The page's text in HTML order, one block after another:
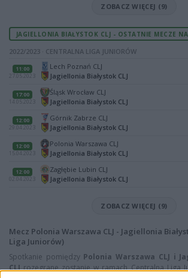
ZOBACZ WIĘCEJ (9)
JAGIELLONIA BIAŁYSTOK CLJ - OSTATNIE MECZE
2022/2023 · CENTRALNA LIGA JUNIORÓW
11:00
27.05.2023
Lech Poznań CLJ
Jagiellonia Białystok CLJ
17:00
14.05.2023
Śląsk Wrocław CLJ
Jagiellonia Białystok CLJ
12:00
29.04.2023
Górnik Zabrze CLJ
Jagiellonia Białystok CLJ
12:00
15.04.2023
Polonia Warszawa CLJ
Jagiellonia Białystok CLJ
12:00
02.04.2023
Zagłębie Lubin CLJ
Jagiellonia Białystok CLJ
ZOBACZ WIĘCEJ (9)
Mecz Polonia Warszawa CLJ - Jagiellonia
Liga Juniorów)
Spotkanie pomiędzy Polonia Warszawa CLJ i
CLJrozegrane zostanie w ramach Centralna Liga